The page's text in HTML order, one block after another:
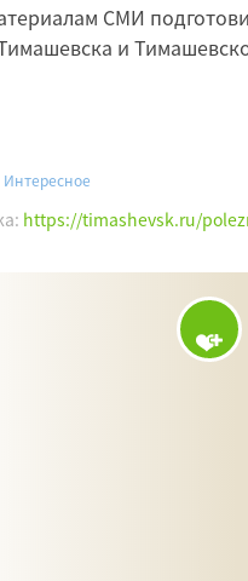
СМИ
и
Интересное
https://timashevsk.ru/